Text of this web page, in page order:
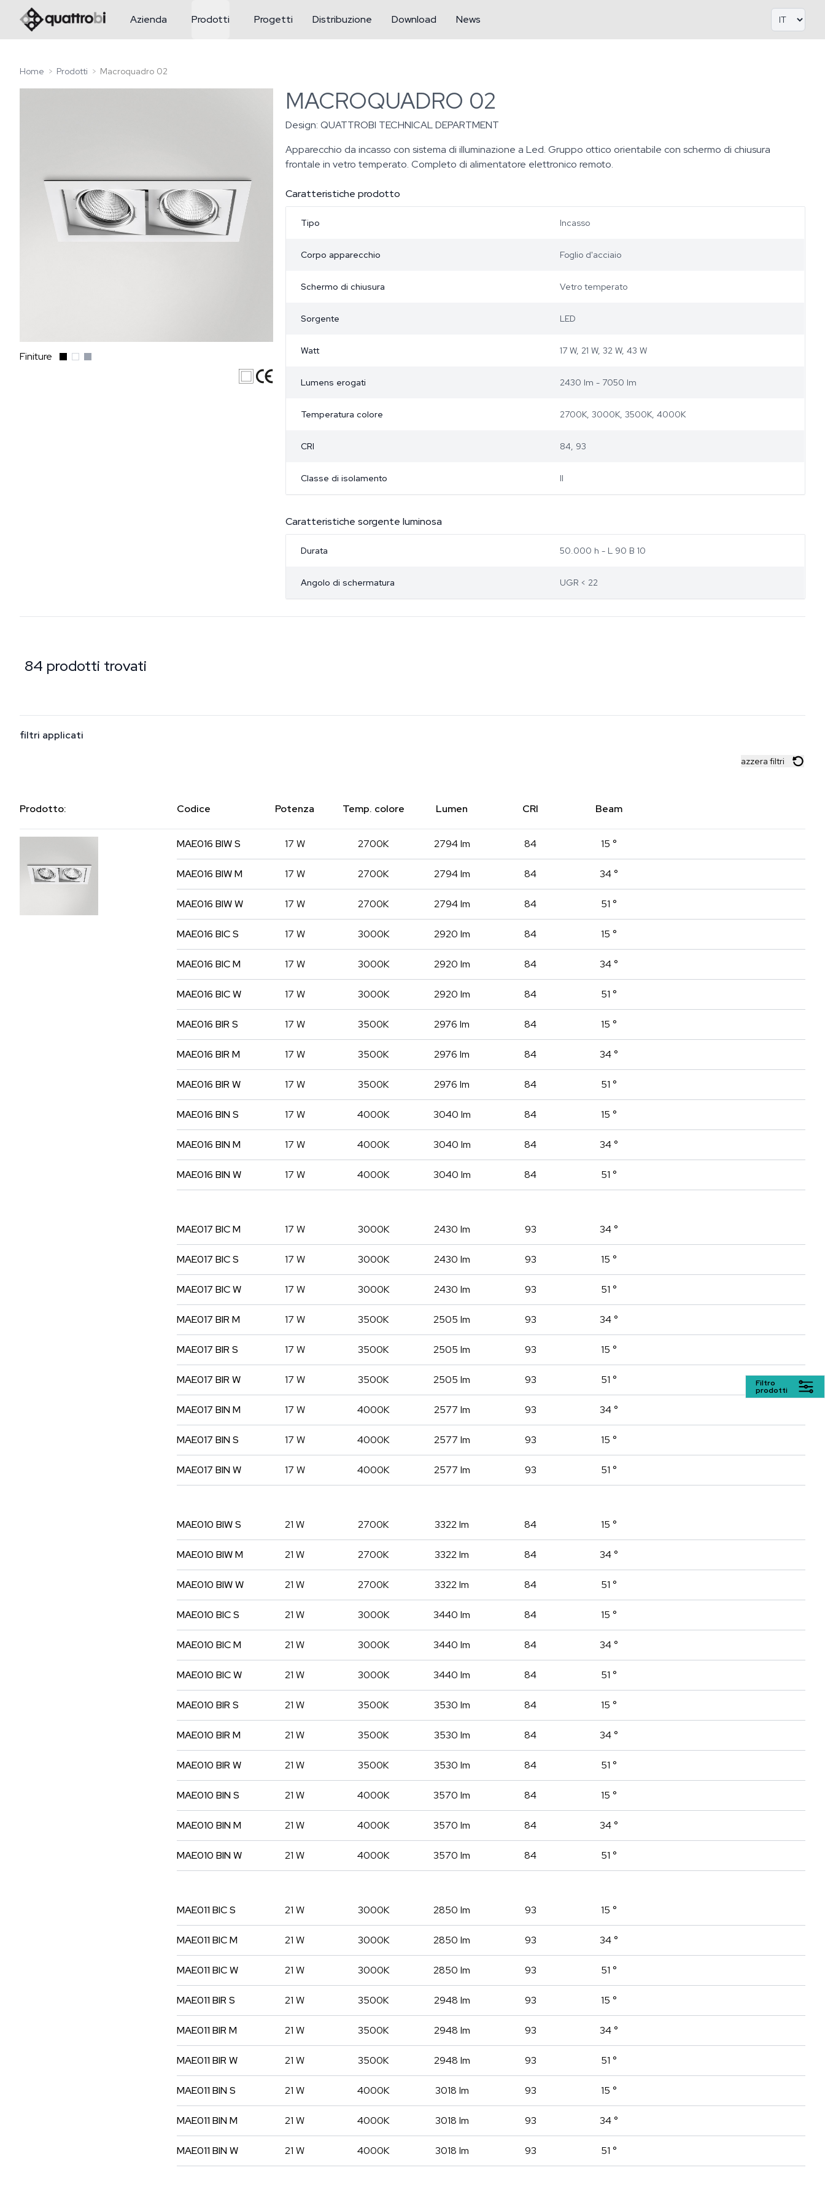
logo quattrobi Azienda Prodotti Progetti Distribuzione Download News
Home Prodotti Macroquadro 02
Finiture
MACROQUADRO 02
Design: QUATTROBI TECHNICAL DEPARTMENT
Apparecchio da incasso con sistema di illuminazione a Led. Gruppo ottico orientabile con schermo di chiusura
frontale in vetro temperato. Completo di alimentatore elettronico remoto.
Caratteristiche prodotto
Tipo Incasso
Corpo apparecchio Foglio d'acciaio
Schermo di chiusura Vetro temperato
Sorgente LED
Watt 17 W, 21 W, 32 W, 43 W
Lumens erogati 2430 lm - 7050 lm
Temperatura colore 2700K, 3000K, 3500K, 4000K
CRI 84, 93
Classe di isolamento II
Caratteristiche sorgente luminosa
Durata 50.000 h - L 90 B 10
Angolo di schermatura UGR < 22
84 prodotti trovati
filtri applicati
azzera filtri
Prodotto: Codice Potenza Temp. colore Lumen CRI Beam
MAE016 BIWS 17 W 2700K 2794 lm 84 15 °
MAE016 BIWM 17 W 2700K 2794 lm 84 34 °
MAE016 BIWW 17 W 2700K 2794 lm 84 51 °
MAE016 BICS 17 W 3000K 2920 lm 84 15 °
MAE016 BICM 17 W 3000K 2920 lm 84 34 °
MAE016 BICW 17 W 3000K 2920 lm 84 51 °
MAE016 BIR S 17 W 3500K 2976 lm 84 15 °
MAE016 BIR M 17 W 3500K 2976 lm 84 34 °
MAE016 BIR W 17 W 3500K 2976 lm 84 51 °
MAE016 BIN S 17 W 4000K 3040 lm 84 15 °
MAE016 BIN M 17 W 4000K 3040 lm 84 34 °
MAE016 BIN W 17 W 4000K 3040 lm 84 51 °
MAE017 BICM 17 W 3000K 2430 lm 93 34 °
MAE017 BICS 17 W 3000K 2430 lm 93 15 °
MAE017 BICW 17 W 3000K 2430 lm 93 51 °
MAE017 BIR M 17 W 3500K 2505 lm 93 34 °
MAE017 BIR S 17 W 3500K 2505 lm 93 15 °
MAE017 BIR W 17 W 3500K 2505 lm 93 51 °
MAE017 BIN M 17 W 4000K 2577 lm 93 34 °
MAE017 BIN S 17 W 4000K 2577 lm 93 15 °
MAE017 BIN W 17 W 4000K 2577 lm 93 51 °
MAE010 BIWS 21 W 2700K 3322 lm 84 15 °
MAE010 BIWM 21 W 2700K 3322 lm 84 34 °
MAE010 BIWW 21 W 2700K 3322 lm 84 51 °
MAE010 BICS 21 W 3000K 3440 lm 84 15 °
MAE010 BICM 21 W 3000K 3440 lm 84 34 °
MAE010 BICW 21 W 3000K 3440 lm 84 51 °
MAE010 BIR S 21 W 3500K 3530 lm 84 15 °
MAE010 BIR M 21 W 3500K 3530 lm 84 34 °
MAE010 BIR W 21 W 3500K 3530 lm 84 51 °
MAE010 BIN S 21 W 4000K 3570 lm 84 15 °
MAE010 BIN M 21 W 4000K 3570 lm 84 34 °
MAE010 BIN W 21 W 4000K 3570 lm 84 51 °
MAE011BICS 21 W 3000K 2850 lm 93 15 °
MAE011BICM 21 W 3000K 2850 lm 93 34 °
MAE011BICW 21 W 3000K 2850 lm 93 51 °
MAE011BIR S 21 W 3500K 2948 lm 93 15 °
MAE011BIR M 21 W 3500K 2948 lm 93 34 °
MAE011BIR W 21 W 3500K 2948 lm 93 51 °
MAE011BIN S 21 W 4000K 3018 lm 93 15 °
MAE011BIN M 21 W 4000K 3018 lm 93 34 °
MAE011BIN W 21 W 4000K 3018 lm 93 51 °
Filtro
prodotti